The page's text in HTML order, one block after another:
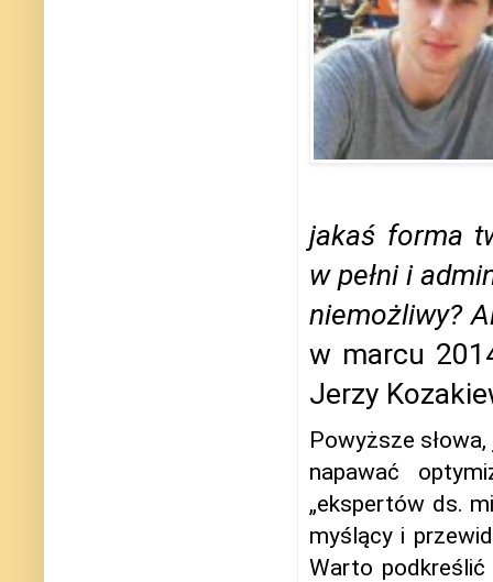
jakaś forma
w pełni i
niemożliwy?
w marcu
Jerzy
Powyższe
napawać
„ekspertów ds.
myślący i
Warto